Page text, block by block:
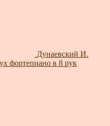
Дунаевский И.
фортепиано в 8 рук